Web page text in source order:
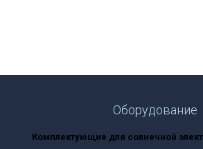
Оборудование
Комплектующие для солнечной